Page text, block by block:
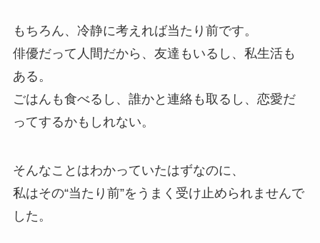
もちろん、冷静に考えれば当たり前です。
俳優だって人間だから、友達もいるし、私生活も
ある。
ごはんも食べるし、誰かと連絡も取るし、恋愛だ
ってするかもしれない。
そんなことはわかっていたはずなのに、
私はその“当たり前”をうまく受け止められませんで
した。